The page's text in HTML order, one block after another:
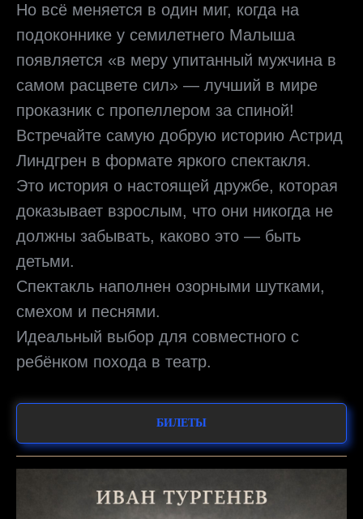
Но всё меняется в один миг, когда на
подоконнике у семилетнего Малыша
появляется «в меру упитанный мужчина в
самом расцвете сил» — лучший в мире
проказник с пропеллером за спиной!
Встречайте самую добрую историю Астрид
Линдгрен в формате яркого спектакля.
Это история о настоящей дружбе, которая
доказывает взрослым, что они никогда не
должны забывать, каково это — быть
детьми.
Спектакль наполнен озорными шутками,
смехом и песнями.
Идеальный выбор для совместного с
ребёнком похода в театр.
БИЛЕТЫ